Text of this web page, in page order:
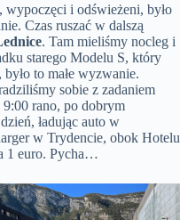
i odświeżeni, było
Czas ruszać w dalszą
. Tam mieliśmy nocleg i
starego Modelu S, który
to małe wyzwanie.
sobie z zadaniem
rano, po dobrym
ładując auto w
w Trydencie, obok Hotelu
1 euro. Pycha…